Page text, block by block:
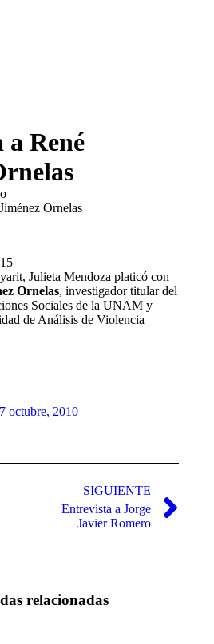
René
Ornelas
Julieta Mendoza platicó con
Ornelas, investigador titular del
Sociales de la UNAM y
de Análisis de Violencia
octubre, 2010
SIGUIENTE
Publicación
siguiente:
Entrevista a Jorge
Javier Romero
relacionadas